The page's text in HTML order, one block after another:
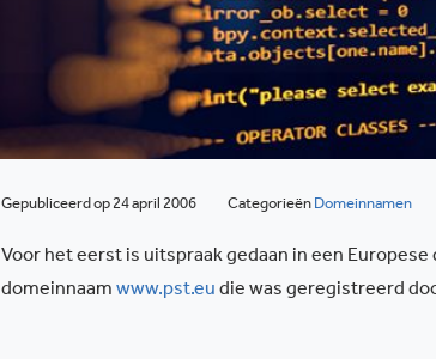
Gepubliceerd op 24 april 2006 Categorieën Domeinnamen
Voor het eerst is uitspraak gedaan in een
domeinnaam www.pst.eu die was geregistreerd